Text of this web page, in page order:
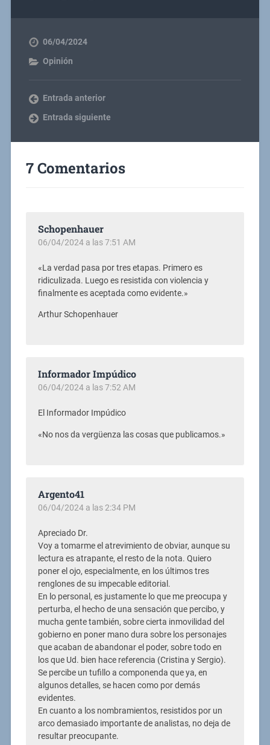
06/04/2024
Opinión
Entrada anterior
Entrada siguiente
7 Comentarios
Schopenhauer
06/04/2024 a las 7:51 AM
«La verdad pasa por tres etapas. Primero es
ridiculizada. Luego es resistida con violencia y
finalmente es aceptada como evidente.»
Arthur Schopenhauer
Informador Impúdico
06/04/2024 a las 7:52 AM
El Informador Impúdico
«No nos da vergüenza las cosas que publicamos.»
Argento41
06/04/2024 a las 2:34 PM
Apreciado Dr.
Voy a tomarme el atrevimiento de obviar, aunque su
lectura es atrapante, el resto de la nota. Quiero
poner el ojo, especialmente, en los últimos tres
renglones de su impecable editorial.
En lo personal, es justamente lo que me preocupa y
perturba, el hecho de una sensación que percibo, y
mucha gente también, sobre cierta inmovilidad del
gobierno en poner mano dura sobre los personajes
que acaban de abandonar el poder, sobre todo en
los que Ud. bien hace referencia (Cristina y Sergio).
Se percibe un tufillo a componenda que ya, en
algunos detalles, se hacen como por demás
evidentes.
En cuanto a los nombramientos, resistidos por un
arco demasiado importante de analistas, no deja de
resultar preocupante.